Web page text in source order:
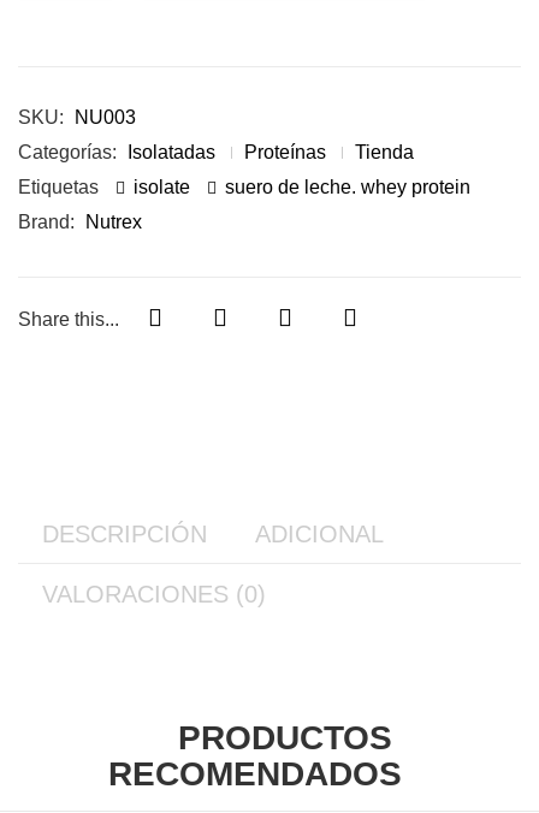
SKU:
NU003
Categorías:
Isolatadas Proteínas
Tienda
Etiquetas
isolate
suero de leche. whey protein
Brand:
Nutrex
Share this...
DESCRIPCIÓN ADICIONAL
VALORACIONES (0)
PRODUCTOS
RECOMENDADOS